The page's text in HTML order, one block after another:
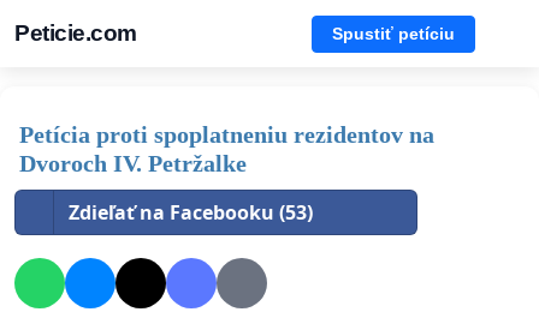
Peticie.com Spustiť petíciu
Petícia proti spoplatneniu rezidentov na
Dvoroch IV. Petržalke
Zdieľať na Facebooku (53)